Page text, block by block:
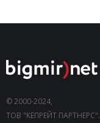
© 2000-2024,
ТОВ "КЕПРЕЙТ ПАРТНЕРС".